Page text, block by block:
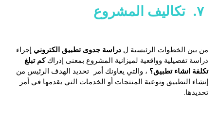
٧. تكاليف المشروع
من بين الخطوات الرئيسية ل دراسة جدوى تطبيق الكتروني إجراء
دراسة تفصيلية وواقعية لميزانية المشروع بمعنى إدراككم تبلغ
تكلفة انشاء تطبيق؟ ، والتي يعاونك أمر تحديد الهدف الرئيس من
إنشاء التطبيق ونوعية المنتجات أو الخدمات التي يقدمها في أمر
تحديدها.